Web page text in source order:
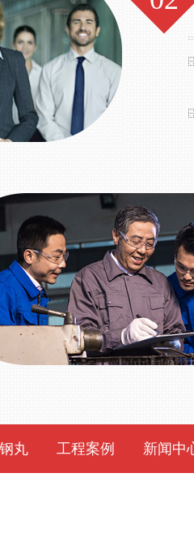
丸 工程案例 新闻中